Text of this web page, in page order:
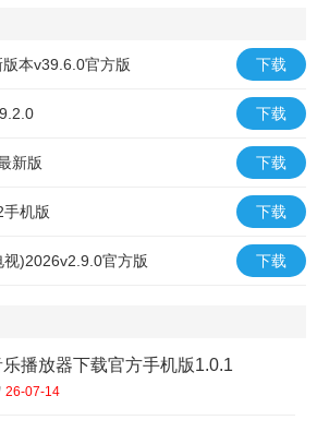
本v39.6.0官方版 下载
下载
新版 下载
机版 下载
)2026v2.9.0官方版 下载
播放器下载官方手机版1.0.1
26-07-14